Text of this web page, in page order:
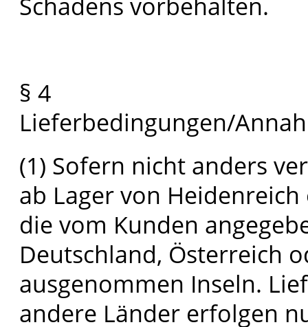
§ 4
Lieferbedingungen/
(1) Sofern nicht anders
ab Lager von
die vom Kunden
Deutschland, Österreich
ausgenommen Inseln.
andere Länder erfolgen